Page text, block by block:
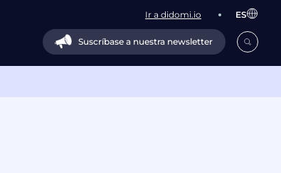
Ir a didomi.io ES
Suscríbase a nuestra newsletter